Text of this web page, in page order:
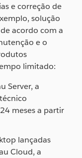
e correção de
solução
acordo com a
e o
limitado:
Server, a
meses a partir
lançadas
Cloud, a